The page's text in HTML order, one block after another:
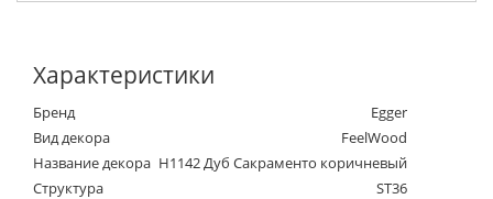
Характеристики
Бренд
Egger
Вид декора
FeelWood
Название декора H1142 Дуб Сакраменто коричневый
Структура
ST36